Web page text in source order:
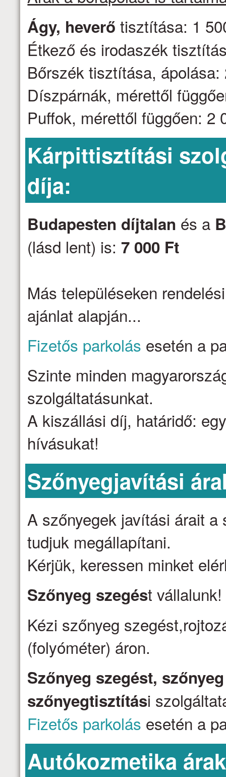
Ágy, heverő tisztítása: 1
Étkező és irodaszék
Bőrszék tisztítása,
Díszpárnák, mérettől
Puffok, mérettől függően: 2
Kárpittisztítási
díja:
Budapesten díjtalan és a
(lásd lent) is: 7 000 Ft
Más településeken
ajánlat alapján...
Fizetős parkolás esetén a
Szinte minden
szolgáltatásunkat.
A kiszállási díj, határidő:
hívásukat!
Szőnyegjavítási
A szőnyegek javítási árait a
tudjuk megállapítani.
Kérjük, keressen minket
Szőnyeg szegést
Kézi szőnyeg
(folyóméter) áron.
Szőnyeg szegést,
szőnyegtisztítási
Fizetős parkolás esetén a
Autókozmetika árak